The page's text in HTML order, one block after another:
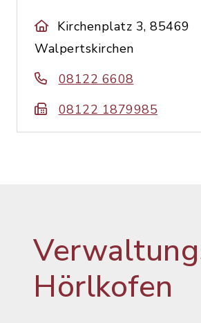
Kirchenplatz 3, 85469
Walpertskirchen
08122 6608
08122 1879985
Hörlkofen